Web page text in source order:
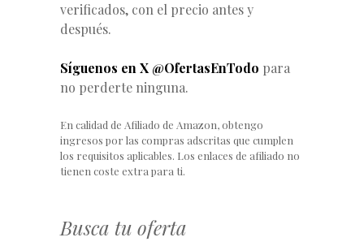
verificados, con el precio antes y
después.
Síguenos en X @OfertasEnTodo para
no perderte ninguna.
En calidad de Afiliado de Amazon, obtengo
ingresos por las compras adscritas que cumplen
los requisitos aplicables. Los enlaces de afiliado no
tienen coste extra para ti.
Busca tu oferta